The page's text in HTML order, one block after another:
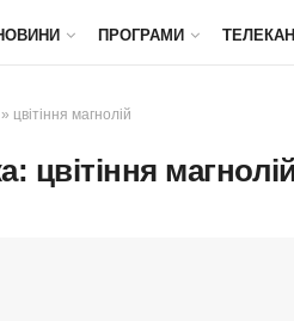
ПРОГРАМИ
» цвітіння магнолій
цвітіння